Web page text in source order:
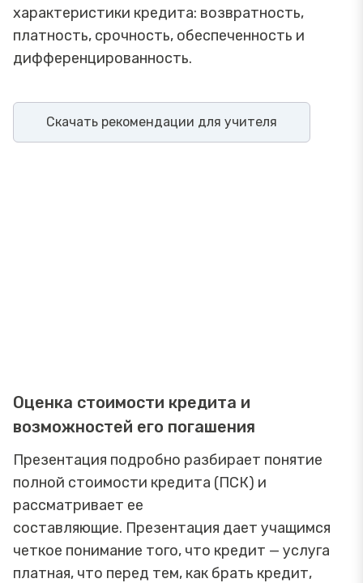
характеристики кредита: возвратность,
платность, срочность, обеспеченность и
дифференцированность.
Скачать рекомендации для учителя
Оценка стоимости кредита и
возможностей его погашения
Презентация подробно разбирает понятие
полной стоимости кредита (ПСК) и
рассматривает ее
составляющие. Презентация дает учащимся
четкое понимание того, что кредит — услуга
платная, что перед тем, как брать кредит,